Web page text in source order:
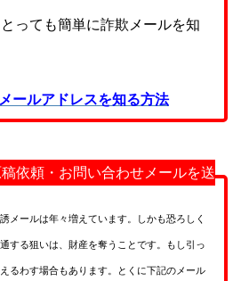
っても簡単に詐欺メールを知
ールアドレスを知る方法
依頼・お問い合わせメールを送
メールは年々増えています。しかも恐ろしく
する狙いは、財産を奪うことです。もし引っ
るわす場合もあります。とくに下記のメール